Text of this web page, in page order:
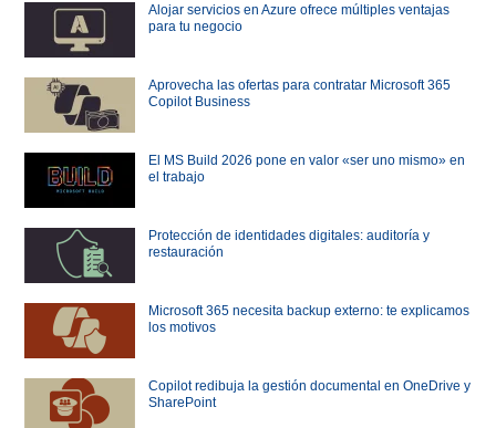
Alojar servicios en Azure ofrece múltiples ventajas
para tu negocio
Aprovecha las ofertas para contratar Microsoft 365
Copilot Business
El MS Build 2026 pone en valor «ser uno mismo» en
el trabajo
Protección de identidades digitales: auditoría y
restauración
Microsoft 365 necesita backup externo: te explicamos
los motivos
Copilot redibuja la gestión documental en OneDrive y
SharePoint